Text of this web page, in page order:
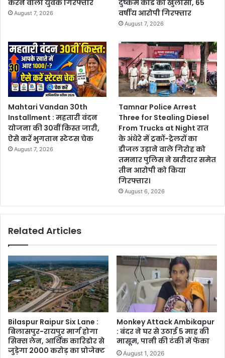
करने वाला युवक गिरफ्तार
August 7, 2026
दुष्कर्म कांड का खुलासा, 65
वर्षीय आरोपी गिरफ्तार
August 7, 2026
Mahtari Vandan 30th
Installment : महतारी वंदन
योजना की 30वीं किस्त जारी,
ऐसे करें भुगतान स्टेटस चेक
August 7, 2026
Tamnar Police Arrest
Three for Stealing Diesel
From Trucks at Night रात
के अंधेरे में ट्रकों-ट्रेलरों का
डीजल उड़ाने वाले गिरोह को
तमनार पुलिस ने खरीदार समेत
तीन आरोपी को किया
गिरफ्तार।
August 6, 2026
Related Articles
Bilaspur Raipur Six Lane :
बिलासपुर-रायपुर मार्ग होगा
सिक्स लेन, आर्थिक कारिडोर से
जुड़ेगा 2000 करोड़ का प्रोजेक्ट
Monkey Attack Ambikapur
: बंदर ने घर से उठाई 5 माह की
मासूम, पानी की टंकी में फेंका
August 1, 2026